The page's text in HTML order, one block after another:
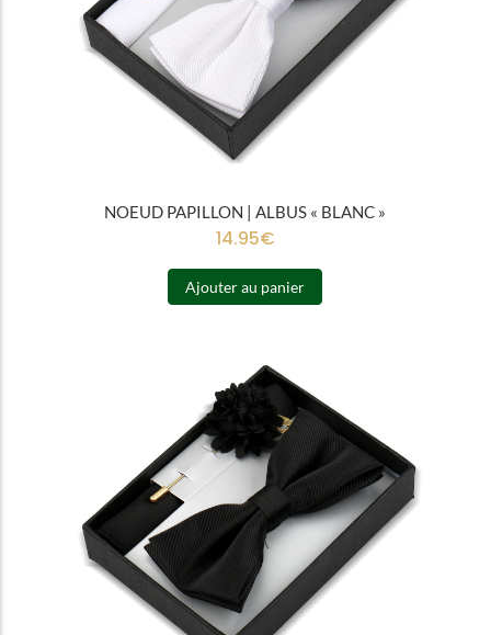
NOEUD PAPILLON | ALBUS « BLANC »
14.95€
Ajouter au panier